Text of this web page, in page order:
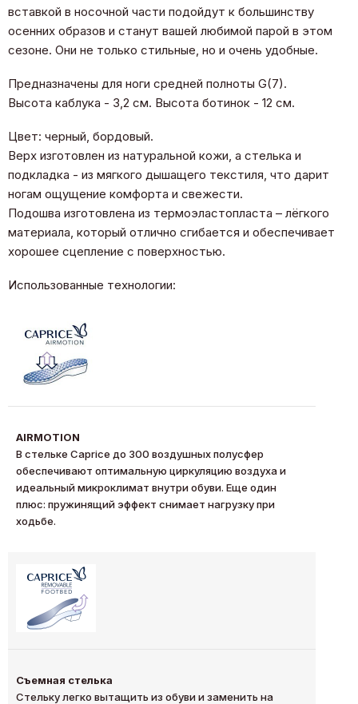
вставкой в носочной части подойдут к большинству
осенних образов и станут вашей любимой парой в этом
сезоне. Они не только стильные, но и очень удобные.
Предназначены для ноги средней полноты G(7).
Высота каблука - 3,2 см. Высота ботинок - 12 см.
Цвет: черный, бордовый.
Верх изготовлен из натуральной кожи, а стелька и
подкладка - из мягкого дышащего текстиля, что дарит
ногам ощущение комфорта и свежести.
Подошва изготовлена из термоэластопласта – лёгкого
материала, который отлично сгибается и обеспечивает
хорошее сцепление с поверхностью.
Использованные технологии:
AIRMOTION
В стельке Caprice до 300 воздушных полусфер
обеспечивают оптимальную циркуляцию воздуха и
идеальный микроклимат внутри обуви. Еще один
плюс: пружинящий эффект снимает нагрузку при
ходьбе.
Съемная стелька
Стельку легко вытащить из обуви и заменить на